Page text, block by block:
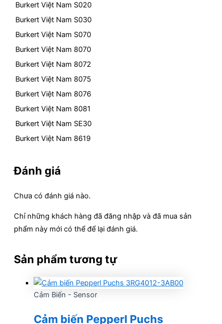
Burkert Việt Nam S020
Burkert Việt Nam S030
Burkert Việt Nam S070
Burkert Việt Nam 8070
Burkert Việt Nam 8072
Burkert Việt Nam 8075
Burkert Việt Nam 8076
Burkert Việt Nam 8081
Burkert Việt Nam SE30
Burkert Việt Nam 8619
Đánh giá
Chưa có đánh giá nào.
Chỉ những khách hàng đã đăng nhập và đã mua sản
phẩm này mới có thể để lại đánh giá.
Sản phẩm tương tự
Cảm Biến - Sensor
Cảm biến Pepperl Puchs